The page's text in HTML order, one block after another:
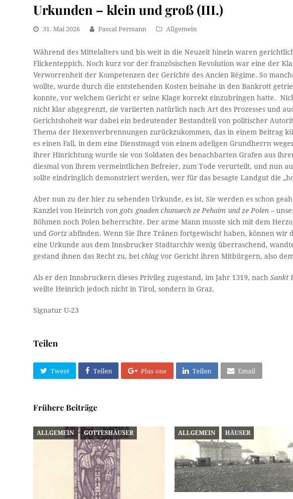
Urkunden – klein und groß (III.)
31. Mai 2026 Pascal Permann Allgemein
Während des Mittelalters und bis weit in die Neuzeit hinein waren
Flickenteppich. Noch kurz vor der französischen Revolution war eine der
Verworrenheit der Kompetenzen der Gerichte des Ancien Régime. So
wollte, wurde durch die entstehenden Kosten beinahe in den Bankrott
konnte, vor welchem Gericht er seine Klage korrekt einzubringen hatte.
nicht klar abgegrenzt, sie variierten natürlich nach Art des Prozesses und
Gerichtshoheit war dabei ein bedeutender Bestandteil von politischer
Thema der Hexenverbrennungen zurückzukommen, das in einem Beitrag
es einen Fall, in dem eine Dienstmagd von einem adeligen Grundherrn
ihrer Hinrichtung wurde sie von Soldaten des benachbarten Grafen aus
diesmal von ihrem vermeintlichen Befreier, zum Tode verurteilt, und nun
sollte eindringlich demonstriert werden, wer für das besagte Landgut die
Aber nun zu der hier zu sehenden Urkunde, es ist, Sie werden es schon
Kanzlei von Heinrichvon gots gnaden chunuech ze Pehaim und ze Polen –
Böhmen noch Polen beherrschte. Der arme Mann musste sich mit dem
undGortzabfinden. Wenn Sie Ihre Tränen fortgewischt haben, können wir
eine Urkunde aus dem Innsbrucker Stadtarchiv wenig überraschend,
gestand ihnen das Recht zu, beichlagvor Gericht ihren Mitbürgern, also
Als er den Innsbruckern dieses Privileg zugestand, im Jahr 1319, nachSankt
weilte Heinrich jedoch nicht in Tirol, sondern in Graz.
Signatur U-23
Teilen
Tweet Teilen Plus one Teilen Email
Frühere Beiträge
ALLGEMEIN GOTTESHÄUSER ALLGEMEIN HÄUSER